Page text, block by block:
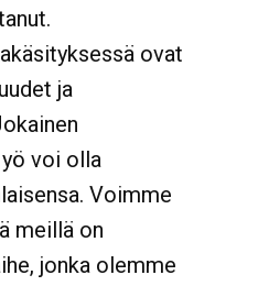
ovat
ja
voi olla
Voimme
meillä on
jonka olemme